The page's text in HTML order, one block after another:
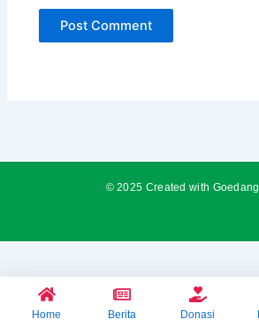
© 2025 Created with
Home Berita Donasi